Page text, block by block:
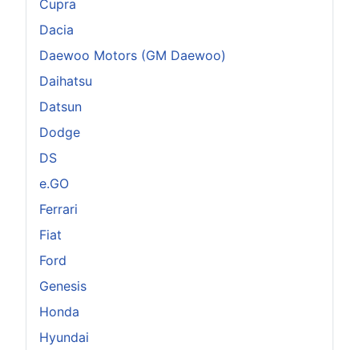
Cupra
Dacia
Daewoo Motors (GM Daewoo)
Daihatsu
Datsun
Dodge
DS
e.GO
Ferrari
Fiat
Ford
Genesis
Honda
Hyundai